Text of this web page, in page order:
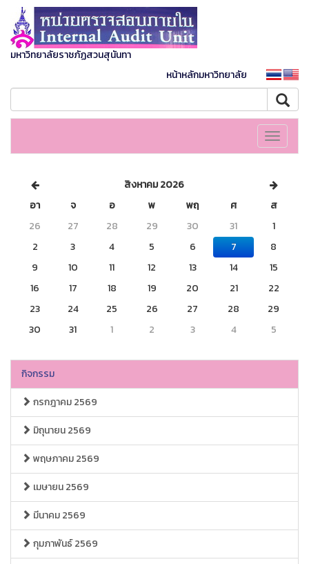
มหาวิทยาลัยราชภัฏสวนสุนันทา
หน้าหลักมหาวิทยาลัย
Toggle
สิงหาคม 2026
อา
จ อ พ พฤ ศ
ส
26
27 28 29 30 31
1
2
3 4 5 6 7
8
9
10 11 12 13 14
15
16
17 18 19 20 21
22
23
24 25 26 27 28
29
30
31 1 2 3 4 5
กิจกรรม
กรกฎาคม 2569
มิถุนายน 2569
พฤษภาคม 2569
เมษายน 2569
มีนาคม 2569
กุมภาพันธ์ 2569